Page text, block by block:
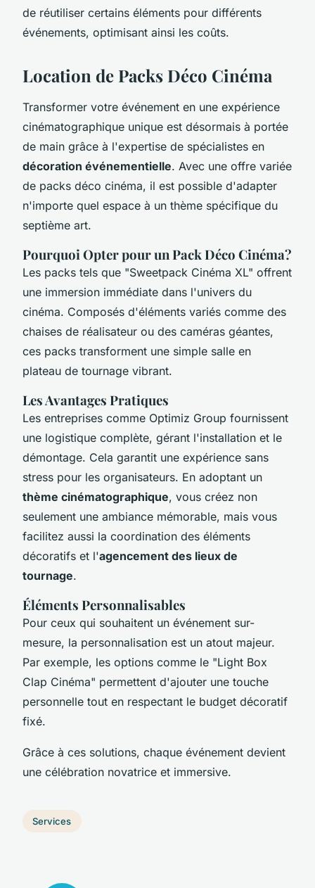
de réutiliser certains éléments pour différents
événements, optimisant ainsi les coûts.
Location de Packs Déco Cinéma
Transformer votre événement en une expérience
cinématographique unique est désormais à portée
de main grâce à l'expertise de spécialistes en
décoration événementielle. Avec une offre variée
de packs déco cinéma, il est possible d'adapter
n'importe quel espace à un thème spécifique du
septième art.
Pourquoi Opter pour un Pack Déco Cinéma?
Les packs tels que "Sweetpack Cinéma XL" offrent
une immersion immédiate dans l'univers du
cinéma. Composés d'éléments variés comme des
chaises de réalisateur ou des caméras géantes,
ces packs transforment une simple salle en
plateau de tournage vibrant.
Les Avantages Pratiques
Les entreprises comme Optimiz Group fournissent
une logistique complète, gérant l'installation et le
démontage. Cela garantit une expérience sans
stress pour les organisateurs. En adoptant un
thème cinématographique, vous créez non
seulement une ambiance mémorable, mais vous
facilitez aussi la coordination des éléments
décoratifs et l'agencement des lieux de
tournage.
Éléments Personnalisables
Pour ceux qui souhaitent un événement sur-
mesure, la personnalisation est un atout majeur.
Par exemple, les options comme le "Light Box
Clap Cinéma" permettent d'ajouter une touche
personnelle tout en respectant le budget décoratif
fixé.
Grâce à ces solutions, chaque événement devient
une célébration novatrice et immersive.
Services